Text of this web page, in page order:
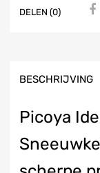
DELEN (0)
BESCHRIJVING
Picoya